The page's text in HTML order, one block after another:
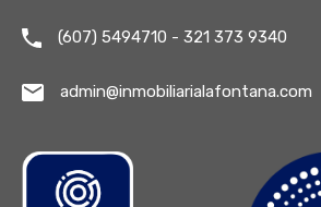
(607) 5494710 - 321 373 9340
admin@inmobiliarialafontana.com